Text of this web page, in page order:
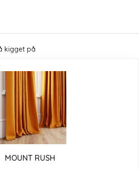
kigget på
MOUNT RUSH